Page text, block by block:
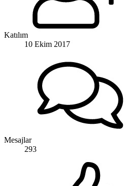
Katılım
10 Ekim 2017
Mesajlar
293